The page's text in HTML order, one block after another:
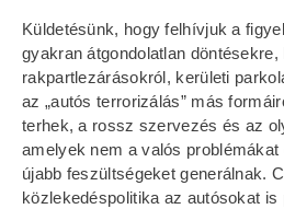
Küldetésünk, hogy felhívjuk a
gyakran átgondolatlan
rakpartlezárásokról, kerületi
az „autós terrorizálás” más
terhek, a rossz szervezés és az
amelyek nem a valós problémákat
újabb feszültségeket generálnak.
közlekedéspolitika az autósokat is